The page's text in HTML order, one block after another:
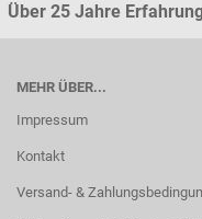
Über 25 Jahre
MEHR ÜBER...
Impressum
Kontakt
Versand- &